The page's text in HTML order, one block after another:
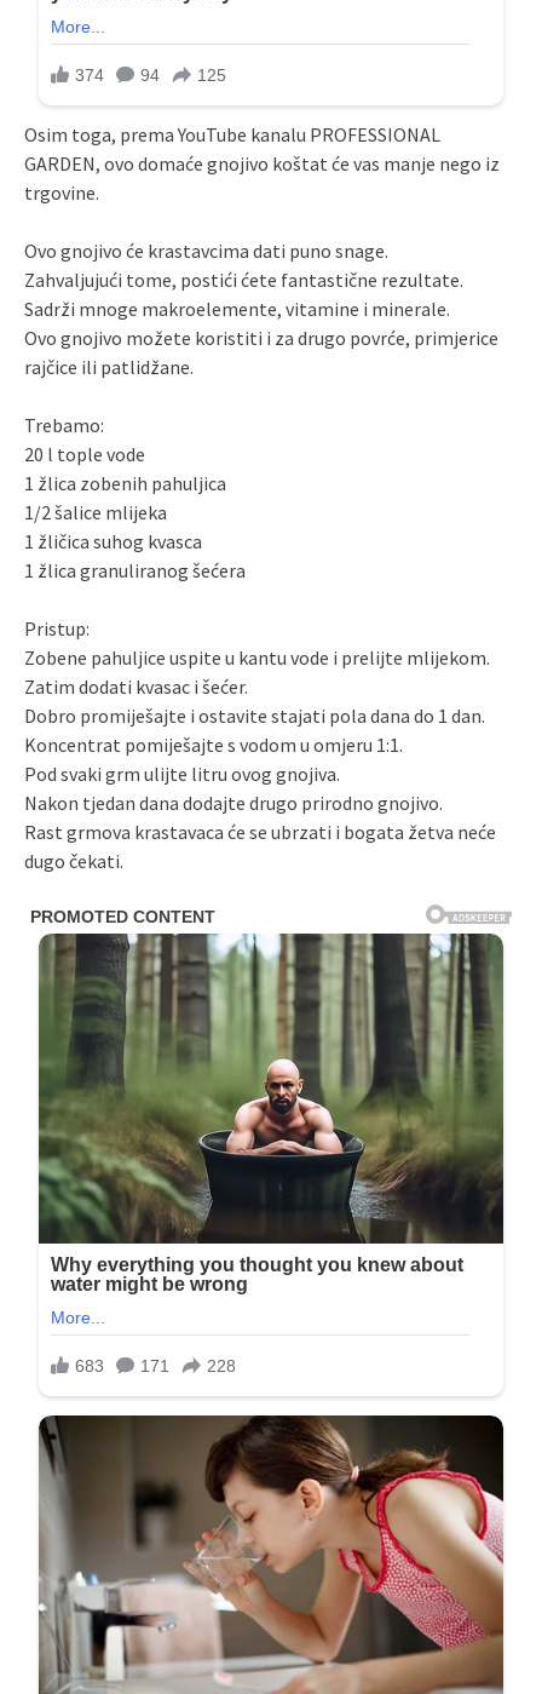
Osim toga, prema YouTube kanalu PROFESSIONAL
GARDEN, ovo domaće gnojivo koštat će vas manje nego iz
trgovine.
Ovo gnojivo će krastavcima dati puno snage.
Zahvaljujući tome, postići ćete fantastične rezultate.
Sadrži mnoge makroelemente, vitamine i minerale.
Ovo gnojivo možete koristiti i za drugo povrće, primjerice
rajčice ili patlidžane.
Trebamo:
20 l tople vode
1 žlica zobenih pahuljica
1/2 šalice mlijeka
1 žličica suhog kvasca
1 žlica granuliranog šećera
Pristup:
Zobene pahuljice uspite u kantu vode i prelijte mlijekom.
Zatim dodati kvasac i šećer.
Dobro promiješajte i ostavite stajati pola dana do 1 dan.
Koncentrat pomiješajte s vodom u omjeru 1:1.
Pod svaki grm ulijte litru ovog gnojiva.
Nakon tjedan dana dodajte drugo prirodno gnojivo.
Rast grmova krastavaca će se ubrzati i bogata žetva neće
dugo čekati.